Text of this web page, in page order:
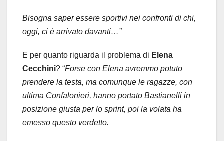
Bisogna saper essere sportivi nei confronti di chi,
oggi, ci è arrivato davanti…”
E per quanto riguarda il problema di Elena
Cecchini? “Forse con Elena avremmo potuto
prendere la testa, ma comunque le ragazze, con
ultima Confalonieri, hanno portato Bastianelli in
posizione giusta per lo sprint, poi la volata ha
emesso questo verdetto.